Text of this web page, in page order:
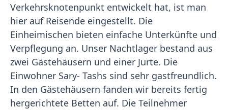
Verkehrsknotenpunkt entwickelt hat, ist man
hier auf Reisende eingestellt. Die
Einheimischen bieten einfache Unterkünfte und
Verpflegung an. Unser Nachtlager bestand aus
zwei Gästehäusern und einer Jurte. Die
Einwohner Sary- Tashs sind sehr gastfreundlich.
In den Gästehäusern fanden wir bereits fertig
hergerichtete Betten auf. Die Teilnehmer